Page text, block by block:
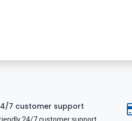
7 customer support